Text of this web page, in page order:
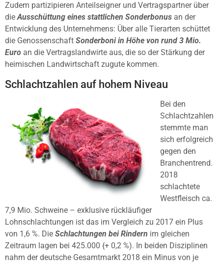
Zudem partizipieren Anteilseigner und Vertragspartner über
dieAusschüttung eines stattlichen Sonderbonus an der
Entwicklung des Unternehmens: Über alle Tierarten schüttet
die Genossenschaft Sonderboni in Höhe von rund 3 Mio.
Euro an die Vertragslandwirte aus, die so der Stärkung der
heimischen Landwirtschaft zugute kommen.
Schlachtzahlen auf hohem Niveau
Bei den
Schlachtzahlen
stemmte man
sich erfolgreich
gegen den
Branchentrend.
2018
schlachtete
Westfleisch ca.
7,9 Mio. Schweine – exklusive rückläufiger
Lohnschlachtungen ist das im Vergleich zu 2017 ein Plus
von 1,6 %. Die Schlachtungen bei Rindern im gleichen
Zeitraum lagen bei 425.000 {+ 0,2 %). In beiden Disziplinen
nahm der deutsche Gesamtmarkt 2018 ein Minus von je